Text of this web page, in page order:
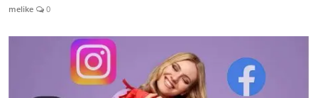
melike 0